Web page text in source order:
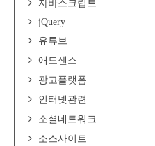
자바스크립트
jQuery
유튜브
애드센스
광고플랫폼
인터넷관련
소셜네트워크
소스사이트